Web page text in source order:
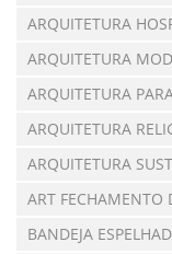
ARQUITETURA
ARQUITETURA
ARQUITETURA
ARQUITETURA
ARQUITETURA
ART FECHAMENTO
BANDEJA